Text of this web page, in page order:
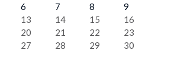
6 7 8
9
13 14 15
16
20 21 22
23
27 28 29
30